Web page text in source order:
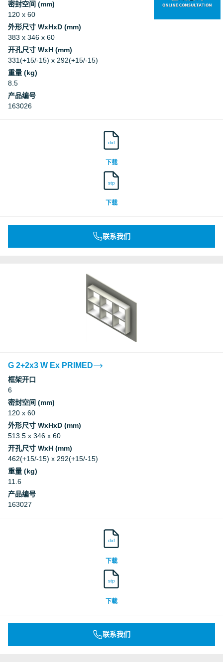
密封空间 (mm)
120 x 60
外形尺寸 WxHxD (mm)
383 x 346 x 60
开孔尺寸 WxH (mm)
331(+15/-15) x 292(+15/-15)
重量 (kg)
8.5
产品编号
163026
dxf
下载
stp
下载
联系我们
G 2+2x3 W Ex PRIMED
框架开口
6
密封空间 (mm)
120 x 60
外形尺寸 WxHxD (mm)
513.5 x 346 x 60
开孔尺寸 WxH (mm)
462(+15/-15) x 292(+15/-15)
重量 (kg)
11.6
产品编号
163027
dxf
下载
stp
下载
联系我们